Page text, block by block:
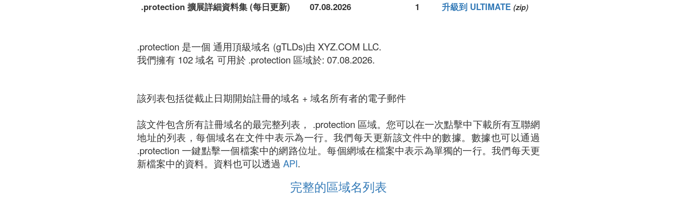
.protection 擴展詳細資料集 (每日更新) 07.08.2026 1 升級到 ULTIMATE (zip)
.protection 是一個 通用頂級域名 (gTLDs)由 XYZ.COM LLC.
我們擁有 102 域名 可用於 .protection 區域於: 07.08.2026.
該列表包括從截止日期開始註冊的域名 + 域名所有者的電子郵件
該文件包含所有註冊域名的最完整列表， .protection 區域。您可以在一次點擊中下載所有互聯網
地址的列表，每個域名在文件中表示為一行。我們每天更新該文件中的數據。數據也可以通過
.protection 一鍵點擊一個檔案中的網路位址。每個網域在檔案中表示為單獨的一行。我們每天更
新檔案中的資料。資料也可以透過 API.
完整的區域名列表